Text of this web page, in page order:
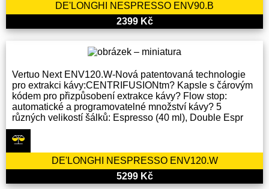
DE'LONGHI NESPRESSO ENV90.B
2399 Kč
Vertuo Next ENV120.W-Nová patentovaná technologie
pro extrakci kávy:CENTRIFUSIONtm? Kapsle s čárovým
kódem pro přizpůsobení extrakce kávy? Flow stop:
automatické a programovatelné množství kávy? 5
různých velikostí šálků: Espresso (40 ml), Double Espr
DE'LONGHI NESPRESSO ENV120.W
5299 Kč